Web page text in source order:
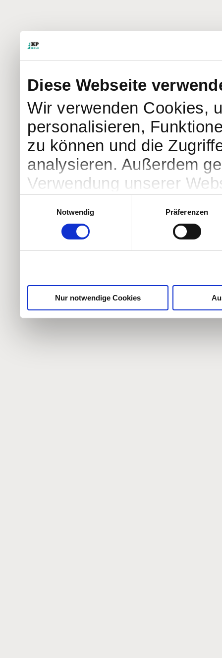
Diese Webseite
Wir verwenden Cookies,
personalisieren,
zu können und die
analysieren. Außerdem
Verwendung unserer
Partner führen diese
weiteren Daten
Notwendig
Präferenzen
Nur notwendige Cookies